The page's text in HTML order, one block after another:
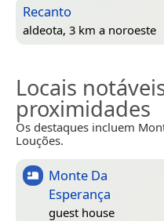
Recanto
aldeota, 3 km a noroeste
Locais
proximidades
Os destaques incluem
Louções.
Monte Da
Esperança
guest house